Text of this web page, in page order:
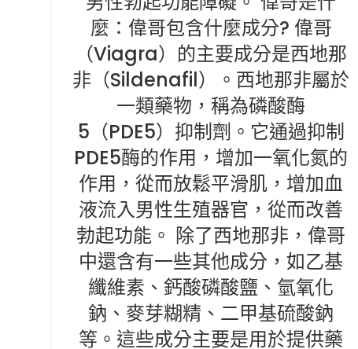
麼：偉哥包含什麼成分? 偉哥
（Viagra）的主要成分是西地那
非（Sildenafil）。西地那非屬於
一類藥物，稱為磷酸酶
5（PDE5）抑制劑。它通過抑制
PDE5酶的作用，增加一氧化氮的
作用，從而放鬆平滑肌，增加血
液流入男性生殖器官，從而改善
勃起功能。 除了西地那非，偉哥
中還含有一些其他成分，如乙基
纖維素、鈣酸磷酸鹽、氫氧化
鈉、麥芽糊精、二甲基硫酸鈉
等。這些成分主要是用於提供藥